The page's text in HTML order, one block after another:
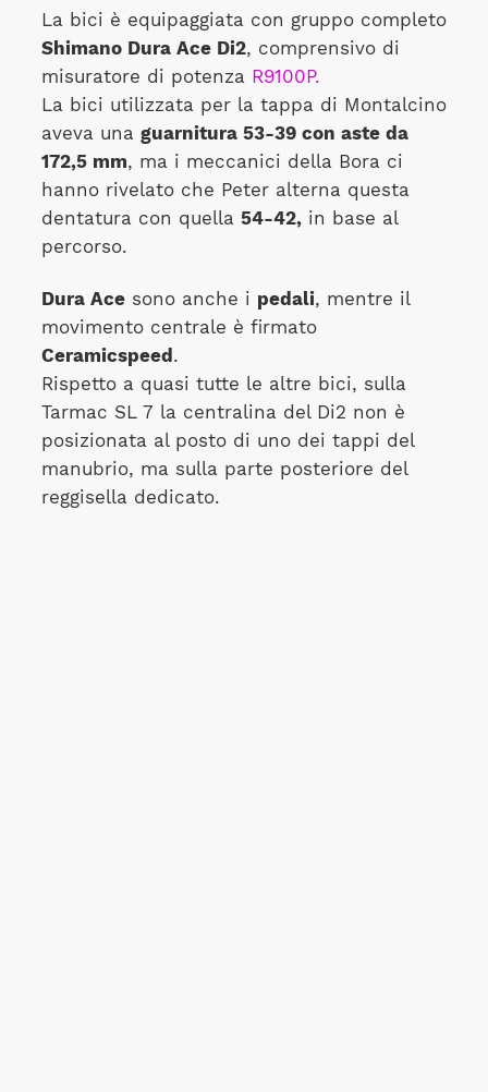
La bici è equipaggiata con gruppo completo
Shimano Dura Ace Di2, comprensivo di
misuratore di potenza R9100P.
La bici utilizzata per la tappa di Montalcino
aveva una guarnitura 53-39 con aste da
172,5 mm, ma i meccanici della Bora ci
hanno rivelato che Peter alterna questa
dentatura con quella 54-42,in base al
percorso.
Dura Acesono anche i pedali, mentre il
movimento centrale è firmato
Ceramicspeed .
Rispetto a quasi tutte le altre bici, sulla
Tarmac SL 7 la centralina del Di2 non è
posizionata al posto di uno dei tappi del
manubrio, ma sulla parte posteriore del
reggisella dedicato.